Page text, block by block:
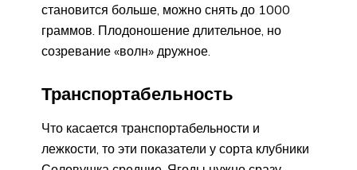
становится больше, можно снять до 1000
граммов. Плодоношение длительное, но
созревание «волн» дружное.
Транспортабельность
Что касается транспортабельности и
лежкости, то эти показатели у сорта клубники